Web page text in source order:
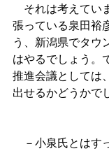
それは考えてい
張っている泉田裕
う、新潟県でタウ
はやるでしょう。
推進会議としては
出せるかどうかで
－小泉氏とはす